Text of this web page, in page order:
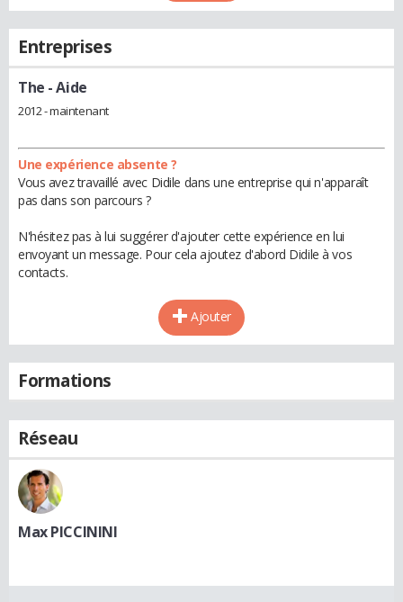
Entreprises
The - Aide
2012 - maintenant
Une expérience absente ?
Vous avez travaillé avec Didile dans une entreprise qui n'apparaît
pas dans son parcours ?
N'hésitez pas à lui suggérer d'ajouter cette expérience en lui
envoyant un message. Pour cela ajoutez d'abord Didile à vos
contacts.
Ajouter
Formations
Réseau
Max PICCININI